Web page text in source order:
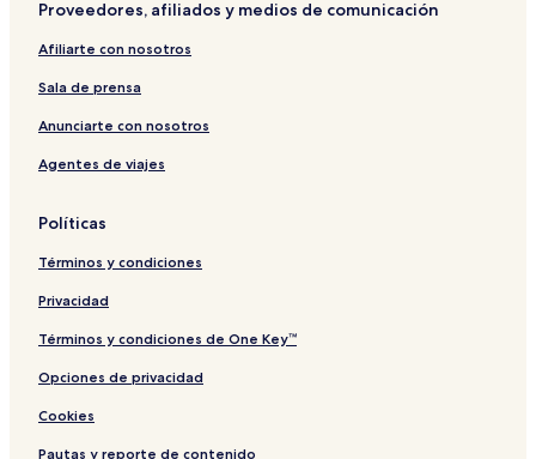
Casas de huéspedes en Cabo Frio
Hoteles 2 estrellas en Pueblo de Ferradura
Hoteles con desayuno incluido en Tartaruga
Pousadas en Cabo Frio
Hoteles con alberca en Ossos
Apart-Hoteles en Búzios
Hoteles LGBTQIA en Búzios
Hoteles con gimnasio cerca de Porto da Barra
Hoteles cerca de Playa Brava
Hoteles en Ossos
Hoteles cerca de Playa Tartaruga
Hoteles cerca de Playa Forno
Proveedores, afiliados y medios de comunicación
Afiliarte con nosotros
Sala de prensa
Anunciarte con nosotros
Agentes de viajes
Políticas
Términos y condiciones
Privacidad
Términos y condiciones de One Key™
Opciones de privacidad
Cookies
Pautas y reporte de contenido